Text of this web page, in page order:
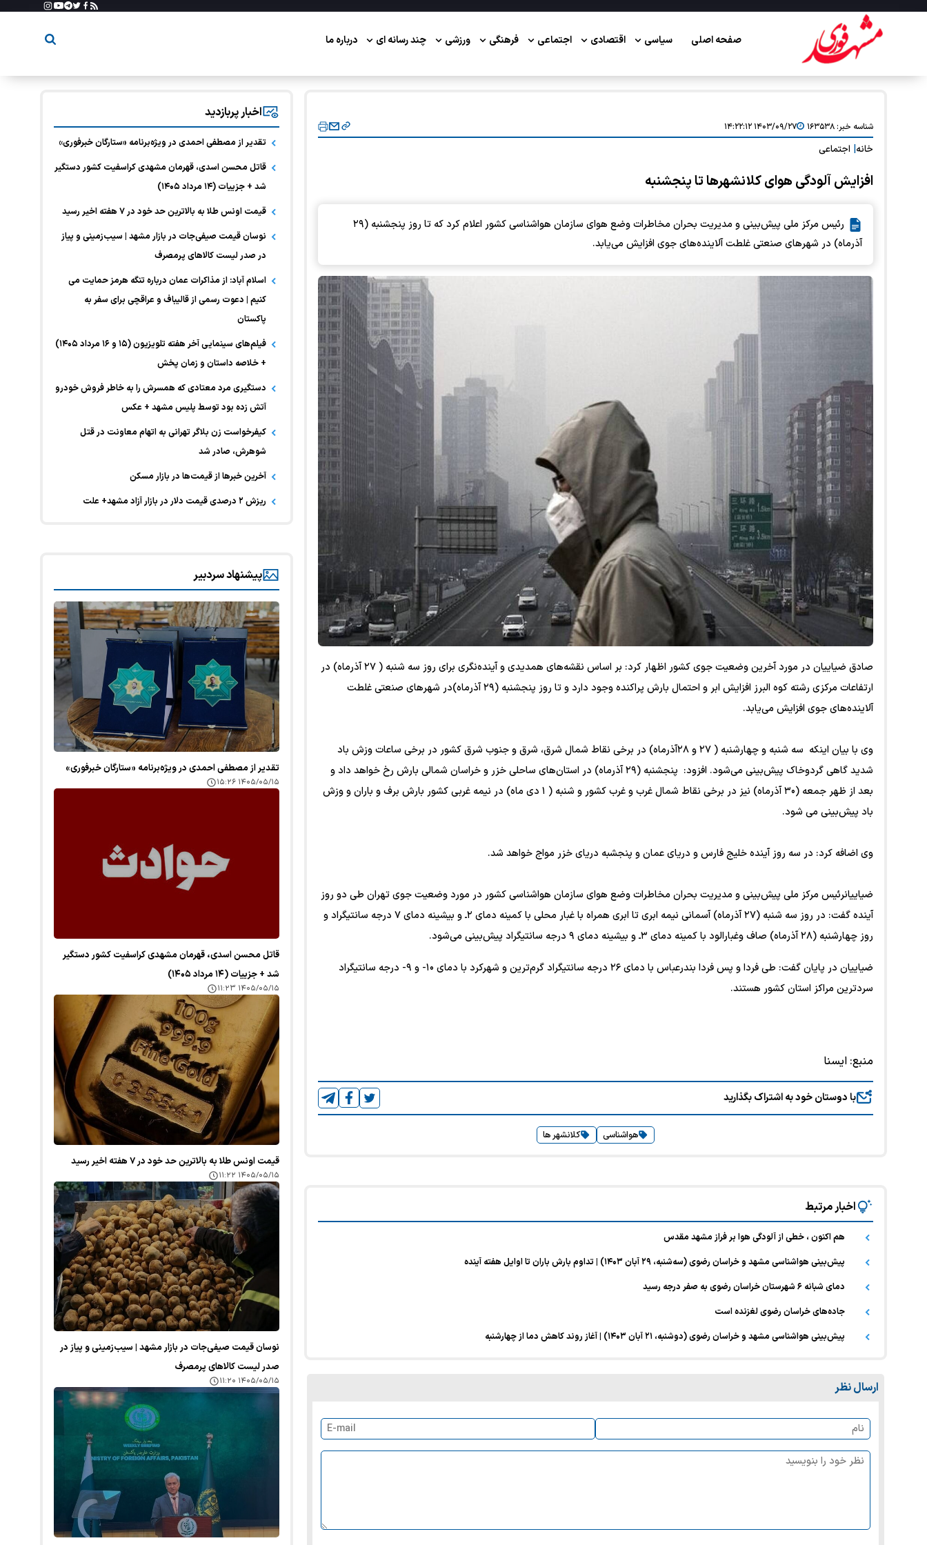
صفحه اصلی سیاسی اقتصادی اجتماعی فرهنگی ورزشی چند رسانه ای درباره ما
شناسه خبر:۱۶۳۵۳۸ ۱۴۰۳/۰۹/۲۷ ۱۴:۲۲:۱۲
خانه اجتماعی
افزایش آلودگی هوای کلانشهرها تا پنجشنبه
رئیس مرکز ملی پیش‌بینی و مدیریت بحران مخاطرات وضع هوای سازمان هواشناسی کشور اعلام کرد که تا روز پنجشنبه (۲۹
آذرماه) در شهرهای صنعتی غلطت آلاینده‌های جوی افزایش می‌یابد.
صادق ضیاییان در مورد آخرین وضعیت جوی کشور اظهار کرد: بر اساس نقشه‌های همدیدی و آینده‌نگری برای روز سه شنبه ( ۲۷ آذرماه) در
ارتفاعات مرکزی رشته کوه البرز افزایش ابر و احتمال بارش پراکنده وجود دارد و تا روز پنجشنبه (۲۹ آذرماه)در شهرهای صنعتی غلطت
آلاینده‌های جوی افزایش می‌یابد.
وی با بیان اینکه سه شنبه و چهارشنبه ( ۲۷ و ۲۸آذرماه) در برخی نقاط شمال شرق، شرق و جنوب شرق کشور در برخی ساعات وزش باد
شدید گاهی گردوخاک پیش‌بینی می‌شود. افزود: پنجشنبه (۲۹ آذرماه) در استان‌های ساحلی خزر و خراسان شمالی بارش رخ خواهد داد و
بعد از ظهر جمعه (۳۰ آذرماه) نیز در برخی نقاط شمال غرب و غرب کشور و شنبه ( ۱ دی ماه) در نیمه غربی کشور بارش برف و باران و وزش
باد پیش‌بینی می شود.
وی اضافه کرد: در سه روز آینده خلیج فارس و دریای عمان و پنجشبه دریای خزر مواج خواهد شد.
ضیاییانرئیس مرکز ملی پیش‌بینی و مدیریت بحران مخاطرات وضع هوای سازمان هواشناسی کشور در مورد وضعیت جوی تهران طی دو روز
آینده گفت: در روز سه شنبه (۲۷ آذرماه) آسمانی نیمه ابری تا ابری همراه با غبار محلی با کمینه دمای ۲ـ و بیشینه دمای ۷ درجه سانتیگراد و
روز چهارشنبه (۲۸ آذرماه) صاف وغبارالود با کمینه دمای ۳ـ و بیشینه دمای ۹ درجه سانتیگراد پیش‌بینی می‌شود.
ضیاییان در پایان گفت: طی فردا و پس فردا بندرعباس با دمای ۲۶ درجه سانتیگراد گرم‌ترین و شهرکرد با دمای ۱۰- و ۹- درجه سانتیگراد
سردترین مراکز استان‌ کشور هستند.
منبع: ایسنا
با دوستان خود به اشتراک بگذارید
هواشناسی کلانشهر ها
اخبار مرتبط
هم اکنون ، خطی از آلودگی هوا بر فراز مشهد مقدس
پیش‌بینی هواشناسی مشهد و خراسان رضوی (سه‌شنبه، ۲۹ آبان ۱۴۰۳) | تداوم بارش باران تا اوایل هفته آینده
دمای شبانه ۶ شهرستان خراسان رضوی به صفر درجه رسید
جاده‌های خراسان رضوی لغزنده است
پیش‌بینی هواشناسی مشهد و خراسان رضوی (دوشنبه، ۲۱ آبان ۱۴۰۳) | آغاز روند کاهش دما از چهارشنبه
ارسال نظر
اخبار پربازدید
تقدیر از مصطفی احمدی در ویژه‌برنامه «ستارگان خبرفوری»
قاتل محسن اسدی، قهرمان مشهدی کراسفیت کشور دستگیر
شد + جزییات (۱۴ مرداد ۱۴۰۵)
قیمت اونس طلا به بالاترین حد خود در ۷ هفته اخیر رسید
نوسان قیمت صیفی‌جات در بازار مشهد | سیب‌زمینی و پیاز
در صدر لیست کالا‌های پرمصرف
اسلام آباد: از مذاکرات عمان درباره تنگه هرمز حمایت می
کنیم | دعوت رسمی از قالیباف و عراقچی برای سفر به
پاکستان
فیلم‌های سینمایی آخر هفته تلویزیون (۱۵ و ۱۶ مرداد ۱۴۰۵)
+ خلاصه داستان و زمان پخش
دستگیری مرد معتادی که همسرش را به خاطر فروش خودرو
آتش زده بود توسط پلیس مشهد + عکس
کیفرخواست زن بلاگر تهرانی به اتهام معاونت در قتل
شوهرش، صادر شد
آخرین خبر‌ها از قیمت‌ها در بازار مسکن
ریزش ۲ درصدی قیمت دلار در بازار آزاد مشهد+ علت
پیشنهاد سردبیر
تقدیر از مصطفی احمدی در ویژه‌برنامه «ستارگان خبرفوری»
۱۴۰۵/۰۵/۱۵ ۱۵:۲۶
قاتل محسن اسدی، قهرمان مشهدی کراسفیت کشور دستگیر
شد + جزییات (۱۴ مرداد ۱۴۰۵)
۱۴۰۵/۰۵/۱۵ ۱۱:۲۳
قیمت اونس طلا به بالاترین حد خود در ۷ هفته اخیر رسید
۱۴۰۵/۰۵/۱۵ ۱۱:۲۲
نوسان قیمت صیفی‌جات در بازار مشهد | سیب‌زمینی و پیاز در
صدر لیست کالا‌های پرمصرف
۱۴۰۵/۰۵/۱۵ ۱۱:۲۰